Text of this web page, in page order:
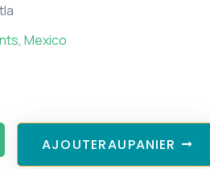
, Mexico
AJOUTERAUPANIER